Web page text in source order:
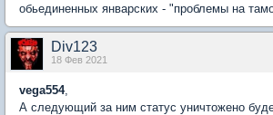
обьединенных январских - "проблемы на
Div123
18 Фев 2021
vega554,
А следующий за ним статус уничтожено